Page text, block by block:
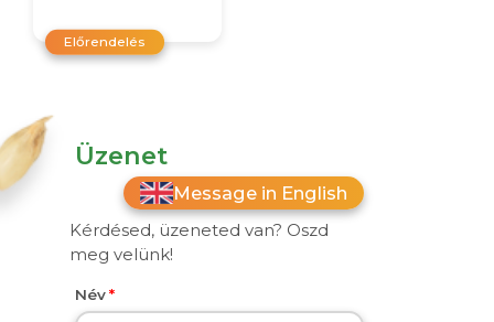
Előrendelés
Üzenet
Message in English
Kérdésed, üzeneted van? Oszd
meg velünk!
Név